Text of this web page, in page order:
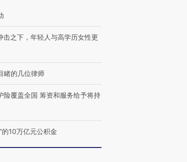
有意思的生活方式·第三对
住三大增长引擎是什么？
击之下，年轻人与高学历女性更
睹的几位律师
险覆盖全国 筹资和服务给予将持
的10万亿元公积金